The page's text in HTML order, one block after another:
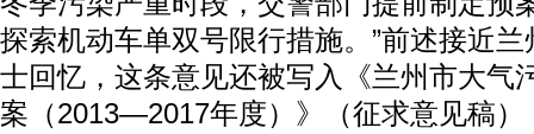
探索机动车单双号限行措施。”前述接近
士回忆，这条意见还被写入《兰州市大气
案（2013—2017年度）》（征求意见稿）